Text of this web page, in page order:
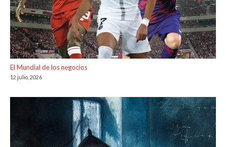
El Mundial de los negocios
12 julio, 2026